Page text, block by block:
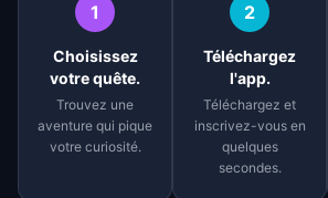
1
Choisissez
votre quête.
Trouvez une
aventure qui pique
votre curiosité.
2
Téléchargez
l'app.
Téléchargez et
inscrivez-vous en
quelques
secondes.